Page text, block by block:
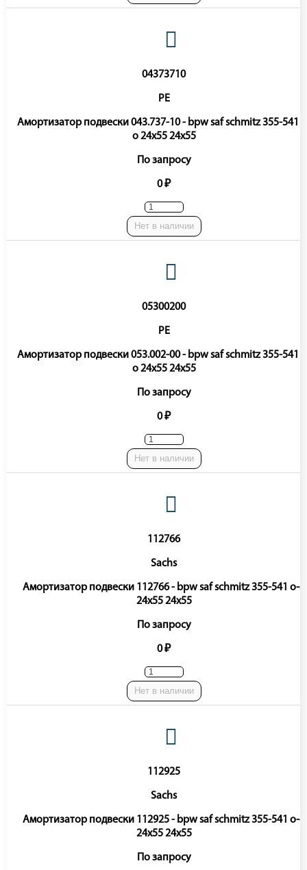
04373710
PE
Амортизатор подвески 043.737-10 - bpw saf schmitz 355-541
o 24x55 24x55
По запросу
0 ₽
Нет в наличии
05300200
PE
Амортизатор подвески 053.002-00 - bpw saf schmitz 355-541
o 24x55 24x55
По запросу
0 ₽
Нет в наличии
112766
Sachs
Амортизатор подвески 112766 - bpw saf schmitz 355-541 o-o
24x55 24x55
По запросу
0 ₽
Нет в наличии
112925
Sachs
Амортизатор подвески 112925 - bpw saf schmitz 355-541 o-o
24x55 24x55
По запросу